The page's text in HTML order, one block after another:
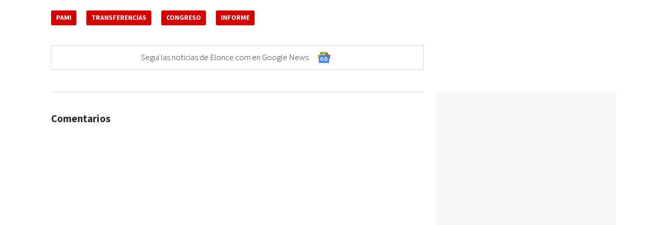
PAMI TRANSFERENCIAS CONGRESO INFORME
Seguí las noticias de Elonce.com en Google News
Comentarios